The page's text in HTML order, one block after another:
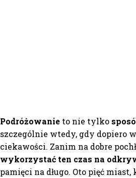
Podróżowanie to nie tylko
szczególnie wtedy, gdy dopiero
ciekawości. Zanim na dobre
wykorzystać ten czas na
pamięci na długo. Oto pięć